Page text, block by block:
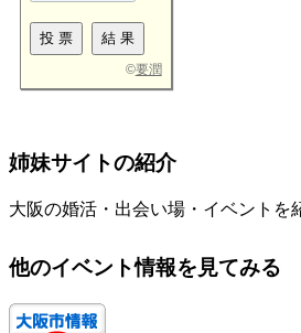
©要潤
姉妹サイトの紹介
大阪の婚活・出会い場・イベントを
他のイベント情報を見てみる